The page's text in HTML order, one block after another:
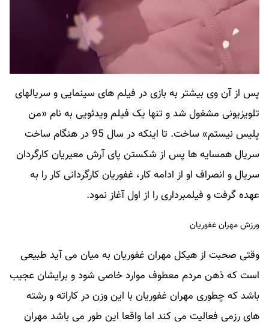
پس از آن وی بیشتر به بازی در فیلم های سینمایی و سریالهای
تلویزیونی مشغول شد و تنها یک فیلم ویدئویی به نام «من
پلیس نیستم» ساخت. تا اینکه در سال 95 در هنگام ساخت
سریال همسایه ها پس از شکستن پای آرش معیریان کارگردان
سریال و انصراف او از ادامه کار، غفوریان کارگردانی کار را به
عهده گرفت و فیلمبرداری را از اول آغاز نمود.
ورزش مهران غفوریان
وقتی صحبت از هیکل مهران غفوریان به میان می آید طبیعی
است که ذهن مردم معطوف موارد خاصی شود و برایشان عجیب
باشد که چطوری مهران غفوریان با این وزن در کاراته و رشته
های رزمی فعالیت می کند اما واقعا این طور می باشد مهران